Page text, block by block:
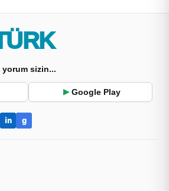
TÜRK
yorum sizin...
▶ Google Play
in g